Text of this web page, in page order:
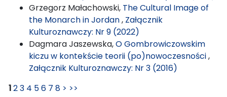
Grzegorz Małachowski, The Cultural Image of
the Monarch in Jordan, Załącznik
Kulturoznawczy: Nr 9 (2022)
Dagmara Jaszewska,O Gombrowiczowskim
kiczu w kontekście teorii (po)nowoczesności,
Załącznik Kulturoznawczy: Nr 3 (2016)
123 4 56 7 8 > >>